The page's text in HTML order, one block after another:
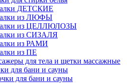
ДЕТСКИЕ
из ЛЮФЫ
из ЦЕЛЛЮЛОЗЫ
из СИЗАЛЯ
из РАМИ
из ПЕ
для тела и щетки массажные
для бани и сауны
для бани и сауны